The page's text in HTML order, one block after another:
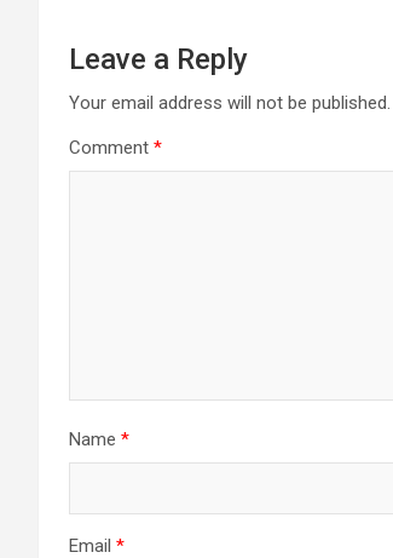
Leave a Reply
Your email address will not be published.
Comment *
Name *
Email *